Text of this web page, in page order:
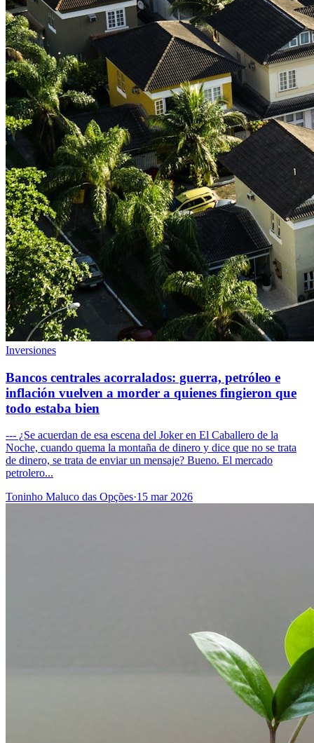
Inversiones
Bancos centrales acorralados: guerra, petróleo e
inflación vuelven a morder a quienes fingieron que
todo estaba bien
--- ¿Se acuerdan de esa escena del Joker en El Caballero de la
Noche, cuando quema la montaña de dinero y dice que no se trata
de dinero, se trata de enviar un mensaje? Bueno. El mercado
petrolero...
Toninho Maluco das Opções·15 mar 2026